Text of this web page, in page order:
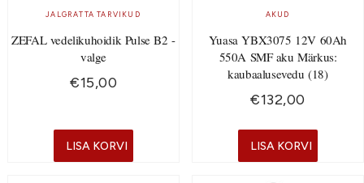
JALGRATTA TARVIKUD
ZEFAL vedelikuhoidik Pulse B2 -
valge
€15,00
LISA KORVI
AKUD
Yuasa YBX3075 12V 60Ah
550A SMF aku Märkus:
kaubaalusevedu (18)
€132,00
LISA KORVI